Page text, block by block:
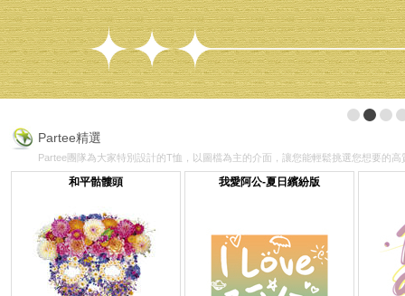
Partee精選
Partee團隊為大家特別設計的T恤，以圖檔為主的介面，讓您能輕鬆挑選您想要的
和平骷髏頭 我愛阿公-夏日繽紛版